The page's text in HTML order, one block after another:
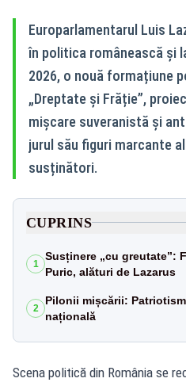
Europarlamentarul Luis
în politica românească și
2026, o nouă formațiune
„Dreptate și Frăție”,
mișcare suveranistă și
jurul său figuri marcante
susținători.
CUPRINS
1
Susținere „cu greutate”:
Puric, alături de Lazarus
2
Pilonii mișcării:
națională
Scena politică din România se